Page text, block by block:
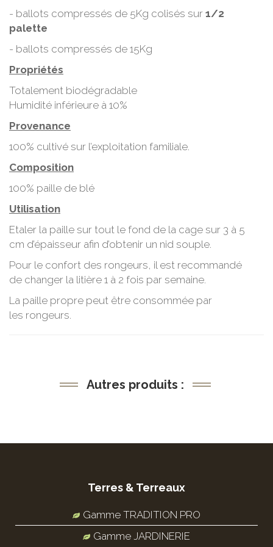
- ballots compressés de 5Kg colisés sur 1/2
palette
- ballots compressés de 15Kg
Propriétés
Totalement biodégradable
Humidité inférieure à 10%
Provenance
100% cultivé sur l’exploitation familiale.
Composition
100% paille de blé
Utilisation
Etaler la paille sur tout le fond de la cage sur 3 à 5
cm d’épaisseur afin d’obtenir un nid souple.
Pour le confort des rongeurs, il est recommandé
de changer la litière 1 à 2 fois par semaine.
La paille propre peut être consommée par
les rongeurs.
Autres produits :
Terres & Terreaux
Gamme TRADITION PRO
Gamme JARDINERIE